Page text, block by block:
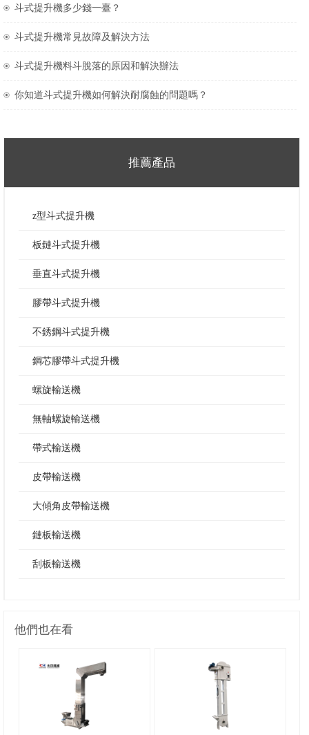
斗式提升機多少錢一臺？
斗式提升機常見故障及解決方法
斗式提升機料斗脫落的原因和解決辦法
你知道斗式提升機如何解決耐腐蝕的問題嗎？
推薦產品
z型斗式提升機
板鏈斗式提升機
垂直斗式提升機
膠帶斗式提升機
不銹鋼斗式提升機
鋼芯膠帶斗式提升機
螺旋輸送機
無軸螺旋輸送機
帶式輸送機
皮帶輸送機
大傾角皮帶輸送機
鏈板輸送機
刮板輸送機
他們也在看